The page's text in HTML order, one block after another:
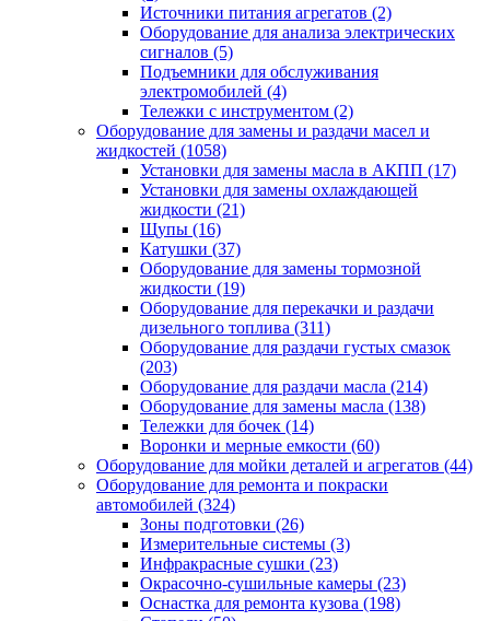
Источники питания агрегатов (2)
Оборудование для анализа электрических
сигналов (5)
Подъемники для обслуживания
электромобилей (4)
Тележки с инструментом (2)
Оборудование для замены и раздачи масел и
жидкостей (1058)
Установки для замены масла в АКПП (17)
Установки для замены охлаждающей
жидкости (21)
Щупы (16)
Катушки (37)
Оборудование для замены тормозной
жидкости (19)
Оборудование для перекачки и раздачи
дизельного топлива (311)
Оборудование для раздачи густых смазок
(203)
Оборудование для раздачи масла (214)
Оборудование для замены масла (138)
Тележки для бочек (14)
Воронки и мерные емкости (60)
Оборудование для мойки деталей и агрегатов (44)
Оборудование для ремонта и покраски
автомобилей (324)
Зоны подготовки (26)
Измерительные системы (3)
Инфракрасные сушки (23)
Окрасочно-сушильные камеры (23)
Оснастка для ремонта кузова (198)